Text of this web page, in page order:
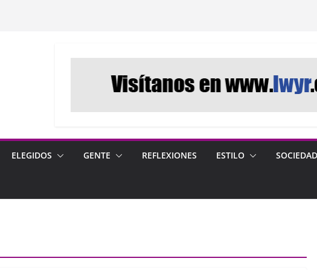
ELEGIDOS GENTE REFLEXIONES ESTILO SOCIEDAD